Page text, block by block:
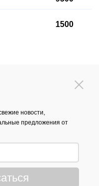
1500
новости,
предложения от